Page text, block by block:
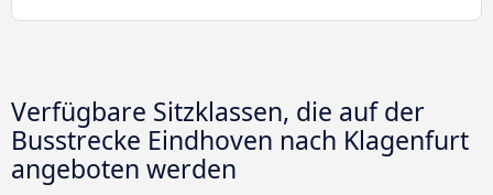
Verfügbare Sitzklassen, die auf der
Busstrecke Eindhoven nach Klagenfurt
angeboten werden